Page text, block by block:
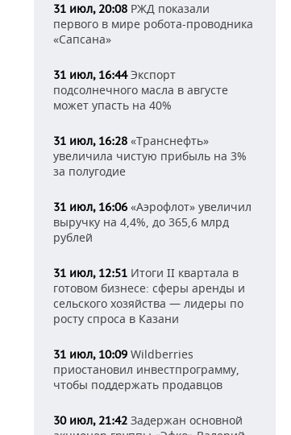
31 июл, 20:08 РЖД показали
первого в мире робота-проводника
«Сапсана»
31 июл, 16:44Экспорт
подсолнечного масла в августе
может упасть на 40%
31 июл, 16:28 «Транснефть»
увеличила чистую прибыль на 3%
за полугодие
31 июл, 16:06 «Аэрофлот» увеличил
выручку на 4,4%, до 365,6 млрд
рублей
31 июл, 12:51 Итоги II квартала в
готовом бизнесе: сферы аренды и
сельского хозяйства — лидеры по
росту спроса в Казани
31 июл, 10:09 Wildberries
приостановил инвестпрограмму,
чтобы поддержать продавцов
30 июл, 21:42 Задержан основной